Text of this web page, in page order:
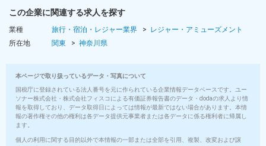
◆深夜勤務手当
◆単身赴任手当
（7月・12月）
■昇給
年1回
（5月）
この企業に関連する求人を探す
業種 旅行・宿泊・レジャー業界
レジャー・アミューズメント
所在地
関東 神奈川県
本ページで取り扱っているデータ・写真について
国税庁に登録されている法人番号を元に作られている企業情報データベースです。ユー
ソナー株式会社・株式会社フィスコによる有価証券報告書のデータ・dodaの求人より情
報を取得しており、データ取得日によっては情報が最新ではない場合があります。本情
報の著作権その他の権利は各データ提供元事業者または各データに係る権利者に帰属し
ます。
個人の利用に関する目的以外で本情報の一部または全部を引用、複製、改変および譲